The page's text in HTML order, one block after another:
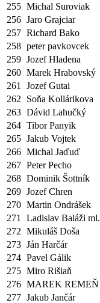
255 Michal Suroviak
256 Jaro Grajciar
257 Richard Bako
258 peter pavkovcek
259 Jozef Hladena
260 Marek Hrabovský
261
Jozef Gutai
262
Soňa Kollárikova
263 Dávid Lahučký
264 Tibor Panyik
265 Jakub Vojtek
266 Michal Jaďuď
267 Peter Pecho
268 Dominik Šottník
269 Jozef Chren
270 Martin Ondrášek
271
Ladislav Baláži ml.
272 Mikuláš Doša
273 Ján Harčár
274 Pavel Gálik
275 Miro Rišiaň
276 MAREK REMEŇ
277 Jakub Jančár